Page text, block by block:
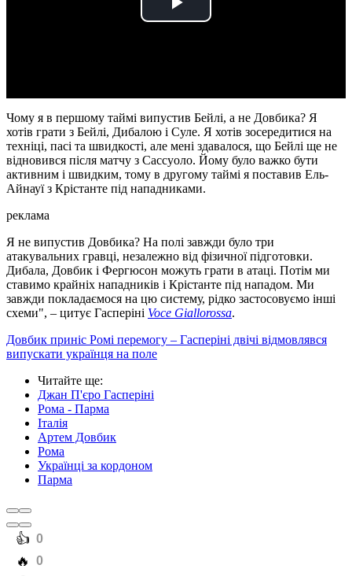
Play
Чому я в першому таймі випустив Бейлі, а не Довбика? Я
хотів грати з Бейлі, Дибалою і Суле. Я хотів зосередитися на
техніці, пасі та швидкості, але мені здавалося, що Бейлі ще не
відновився після матчу з Сассуоло. Йому було важко бути
активним і швидким, тому в другому таймі я поставив Ель-
Айнауї з Крістанте під нападниками.
реклама
Я не випустив Довбика? На полі завжди було три
атакувальних гравці, незалежно від фізичної підготовки.
Дибала, Довбик і Фергюсон можуть грати в атаці. Потім ми
ставимо крайніх нападників і Крістанте під нападом. Ми
завжди покладаємося на цю систему, рідко застосовуємо інші
схеми", – цитує Гасперіні Voce Giallorossa.
Довбик приніс Ромі перемогу – Гасперіні двічі відмовлявся
випускати українця на поле
Читайте ще:
Джан П'єро Гасперіні
Рома - Парма
Італія
Артем Довбик
Рома
Українці за кордоном
Парма
️👍 0
️🔥 0